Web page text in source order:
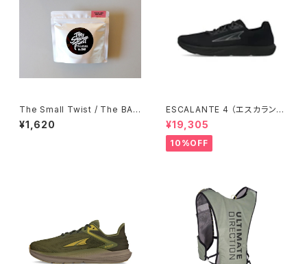
The Small Twist / The BAG
- Yatsugatake Salmon Coc
onut Risotto 季節限定商品
¥1,620
ESCALANTE 4 （エスカランテ
4）メンズ Black/Black
¥19,305
10%OFF